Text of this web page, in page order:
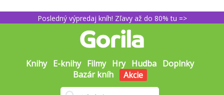
Posledný výpredaj kníh! Zľavy až do 80% tu =>
Knihy E-knihy Filmy Hry Hudba Doplnky
Bazár kníh
Akcie